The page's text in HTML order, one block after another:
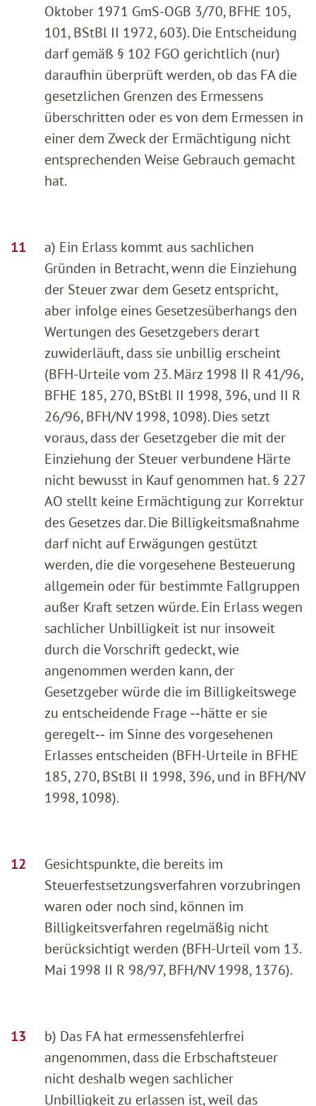
Oktober 1971 GmS-OGB 3/70, BFHE 105,
101, BStBl II 1972, 603). Die Entscheidung
darf gemäß § 102 FGO gerichtlich (nur)
daraufhin überprüft werden, ob das FA die
gesetzlichen Grenzen des Ermessens
überschritten oder es von dem Ermessen in
einer dem Zweck der Ermächtigung nicht
entsprechenden Weise Gebrauch gemacht
hat.
a) Ein Erlass kommt aus sachlichen
Gründen in Betracht, wenn die Einziehung
der Steuer zwar dem Gesetz entspricht,
aber infolge eines Gesetzesüberhangs den
Wertungen des Gesetzgebers derart
zuwiderläuft, dass sie unbillig erscheint
(BFH-Urteile vom 23. März 1998 II R 41/96,
BFHE 185, 270, BStBl II 1998, 396, und II R
26/96, BFH/NV 1998, 1098). Dies setzt
voraus, dass der Gesetzgeber die mit der
Einziehung der Steuer verbundene Härte
nicht bewusst in Kauf genommen hat. § 227
AO stellt keine Ermächtigung zur Korrektur
des Gesetzes dar. Die Billigkeitsmaßnahme
darf nicht auf Erwägungen gestützt
werden, die die vorgesehene Besteuerung
allgemein oder für bestimmte Fallgruppen
außer Kraft setzen würde. Ein Erlass wegen
sachlicher Unbilligkeit ist nur insoweit
durch die Vorschrift gedeckt, wie
angenommen werden kann, der
Gesetzgeber würde die im Billigkeitswege
zu entscheidende Frage ‑‑hätte er sie
geregelt‑‑ im Sinne des vorgesehenen
Erlasses entscheiden (BFH-Urteile in BFHE
185, 270, BStBl II 1998, 396, und in BFH/NV
1998, 1098).
Gesichtspunkte, die bereits im
Steuerfestsetzungsverfahren vorzubringen
waren oder noch sind, können im
Billigkeitsverfahren regelmäßig nicht
berücksichtigt werden (BFH-Urteil vom 13.
Mai 1998 II R 98/97, BFH/NV 1998, 1376).
b) Das FA hat ermessensfehlerfrei
angenommen, dass die Erbschaftsteuer
nicht deshalb wegen sachlicher
Unbilligkeit zu erlassen ist, weil das